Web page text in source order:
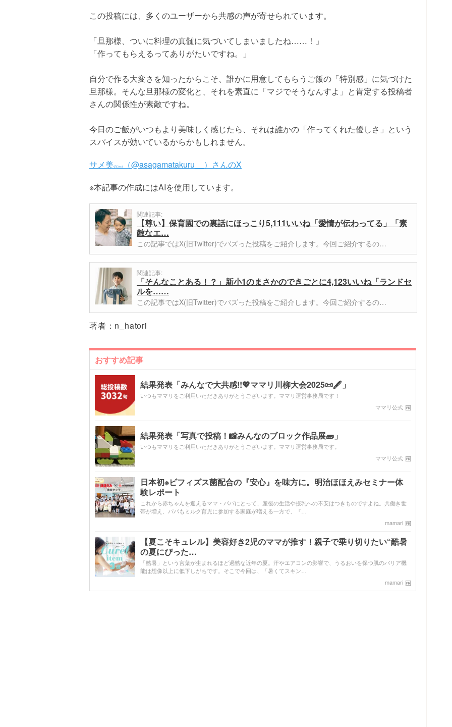
この投稿には、多くのユーザーから共感の声が寄せられています。
「旦那様、ついに料理の真髄に気づいてしまいましたね……！」
「作ってもらえるってありがたいですね。」
自分で作る大変さを知ったからこそ、誰かに用意してもらうご飯の「特別感」に気づけた
旦那様。そんな旦那様の変化と、それを素直に「マジでそうなんすよ」と肯定する投稿者
さんの関係性が素敵ですね。
今日のご飯がいつもより美味しく感じたら、それは誰かの「作ってくれた優しさ」という
スパイスが効いているからかもしれません。
サメ美𓀿（@asagamatakuru__）さんのX
※本記事の作成にはAIを使用しています。
関連記事:
【尊い】保育園での裏話にほっこり5,111いいね「愛情が伝わってる」「素
敵なエ…
この記事ではX(旧Twitter)でバズった投稿をご紹介します。今回ご紹介するの…
関連記事:
「そんなことある！？」新小1のまさかのできごとに4,123いいね「ランドセ
ルを……
この記事ではX(旧Twitter)でバズった投稿をご紹介します。今回ご紹介するの…
著者： n_hatori
おすすめ記事
結果発表「みんなで大共感!!💖ママリ川柳大会2025📜🖋️」
いつもママリをご利用いただきありがとうございます。ママリ運営事務局です！
ママリ公式
結果発表「写真で投稿！📸みんなのブロック作品展🧱」
いつもママリをご利用いただきありがとうございます。ママリ運営事務局です。
ママリ公式
日本初※ビフィズス菌配合の『安心』を味方に。明治ほほえみセミナー体
験レポート
これから赤ちゃんを迎えるママ・パパにとって、産後の生活や授乳への不安はつきものですよね。共働き世
帯が増え、パパもミルク育児に参加する家庭が増える一方で、『…
mamari
【夏こそキュレル】美容好き2児のママが推す！親子で乗り切りたい“酷暑
の夏にぴった…
「酷暑」という言葉が生まれるほど過酷な近年の夏。汗やエアコンの影響で、うるおいを保つ肌のバリア機
能は想像以上に低下しがちです。そこで今回は、「暑くてスキン…
mamari